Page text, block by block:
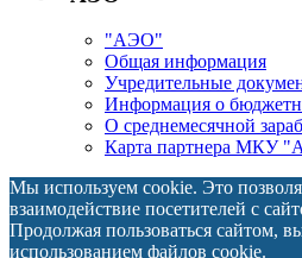
"АЭО"
Общая информация
Учредительные
Информация о
О среднемесячной
Карта партнера МКУ
Мы используем cookie. Это
взаимодействие посетителей с
Продолжая пользоваться сайтом,
использованием файлов cookie.